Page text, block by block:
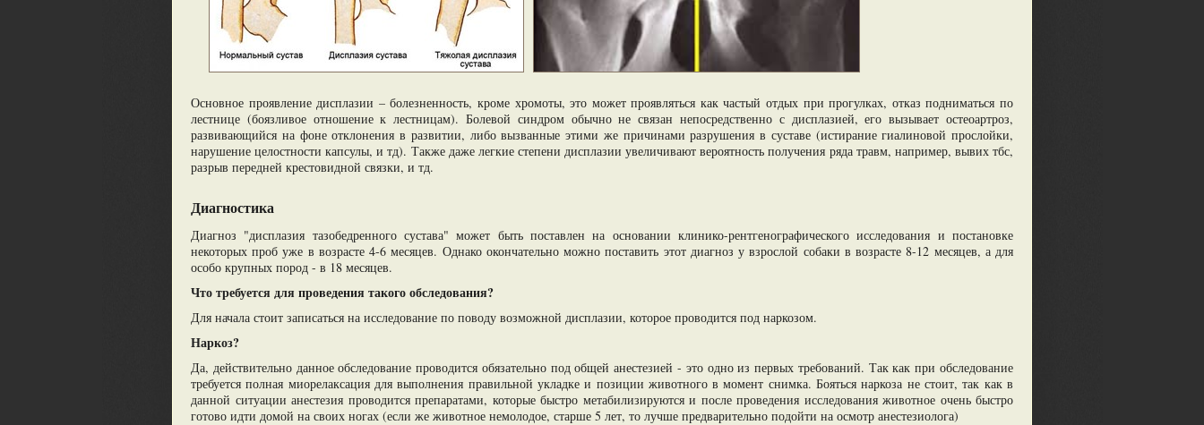
Основное проявление дисплазии – болезненность, кроме хромоты, это может проявляться как частый отдых при прогулках, отказ подниматься по
лестнице (боязливое отношение к лестницам). Болевой синдром обычно не связан непосредственно с дисплазией, его вызывает остеоартроз,
развивающийся на фоне отклонения в развитии, либо вызванные этими же причинами разрушения в суставе (истирание гиалиновой прослойки,
нарушение целостности капсулы, и тд). Также даже легкие степени дисплазии увеличивают вероятность получения ряда травм, например, вывих тбс,
разрыв передней крестовидной связки, и тд.
Диагностика
Диагноз "дисплазия тазобедренного сустава" может быть поставлен на основании клинико-рентгенографического исследования и постановке
некоторых проб уже в возрасте 4-6 месяцев. Однако окончательно можно поставить этот диагноз у взрослой собаки в возрасте 8-12 месяцев, а для
особо крупных пород - в 18 месяцев.
Что требуется для проведения такого обследования?
Для начала стоит записаться на исследование по поводу возможной дисплазии, которое проводится под наркозом.
Наркоз?
Да, действительно данное обследование проводится обязательно под общей анестезией - это одно из первых требований. Так как при обследование
требуется полная миорелаксация для выполнения правильной укладке и позиции животного в момент снимка. Бояться наркоза не стоит, так как в
данной ситуации анестезия проводится препаратами, которые быстро метабилизируются и после проведения исследования животное очень быстро
готово идти домой на своих ногах (если же животное немолодое, старше 5 лет, то лучше предварительно подойти на осмотр анестезиолога)